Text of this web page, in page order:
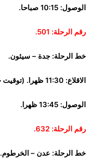
الوصول: 10:15 صباحا.
رقم الرحلة: 501.
خط الرحلة: جدة – سيئون.
الاقلاع: 11:30 ظهرا. (توقيت جدة).
الوصول: 13:45 ظهرا.
رقم الرحلة: 632.
خط الرحلة: عدن – الخرطوم.